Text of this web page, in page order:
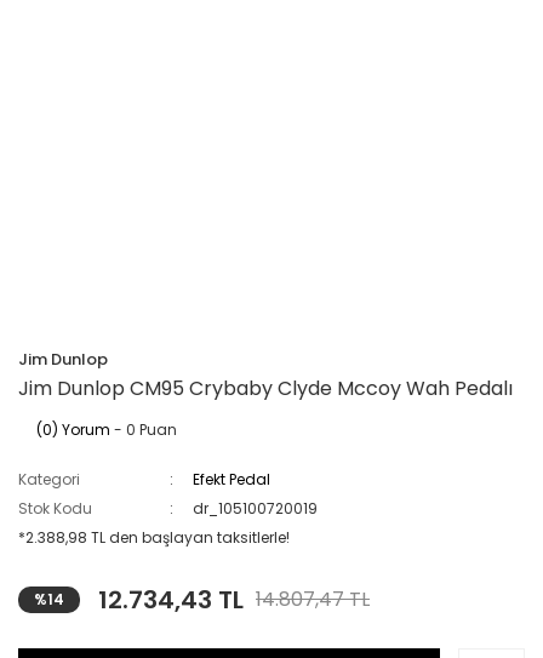
Jim Dunlop
Jim Dunlop CM95 Crybaby Clyde Mccoy Wah Pedalı
(0) Yorum - 0 Puan
Kategori
Efekt Pedal
Stok Kodu
dr_105100720019
*2.388,98 TL den başlayan taksitlerle!
%14 12.734,43 TL 14.807,47 TL